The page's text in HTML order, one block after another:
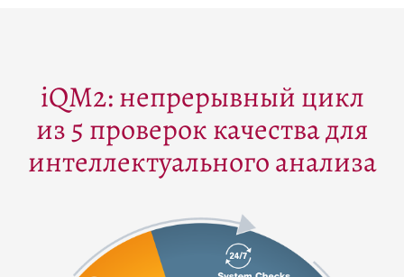
iQM2: непрерывный цикл
из 5 проверок качества для
интеллектуального анализа